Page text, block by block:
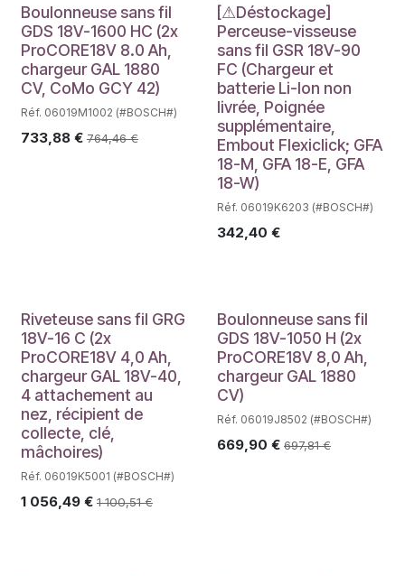
Boulonneuse sans fil
GDS 18V-1600 HC (2x
ProCORE18V 8.0 Ah,
chargeur GAL 1880
CV, CoMo GCY 42)
Réf. 06019M1002 (#BOSCH#)
733,88 € 764,46€
Déstockage
[⚠Déstockage]
Perceuse-visseuse
sans fil GSR 18V-90
FC (Chargeur et
batterie Li-Ion non
livrée, Poignée
supplémentaire,
Embout Flexiclick; GFA
18-M, GFA 18-E, GFA
18-W)
Réf. 06019K6203 (#BOSCH#)
342,40 €
Riveteuse sans fil GRG
18V-16 C (2x
ProCORE18V 4,0 Ah,
chargeur GAL 18V-40,
4 attachement au
nez, récipient de
collecte, clé,
mâchoires)
Réf. 06019K5001 (#BOSCH#)
1 056,49 € 1 100,51€
Boulonneuse sans fil
GDS 18V-1050 H (2x
ProCORE18V 8,0 Ah,
chargeur GAL 1880
CV)
Réf. 06019J8502 (#BOSCH#)
669,90 € 697,81€